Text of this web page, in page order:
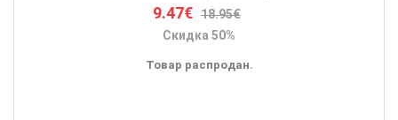
9.47€ 18.95€
Скидка 50%
Товар распродан.